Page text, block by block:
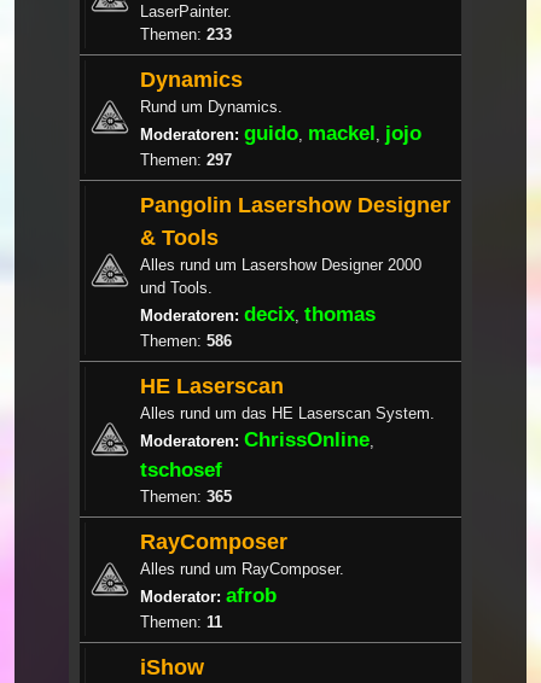
LaserPainter.
Themen: 233
Dynamics
Rund um Dynamics.
Moderatoren: guido mackel jojo
Themen: 297
Pangolin Lasershow Designer
& Tools
Alles rund um Lasershow Designer 2000
und Tools.
Moderatoren: decix thomas
Themen: 586
HE Laserscan
Alles rund um das HE Laserscan System.
Moderatoren: ChrissOnline
tschosef
Themen: 365
RayComposer
Alles rund um RayComposer.
Moderator: afrob
Themen: 11
iShow